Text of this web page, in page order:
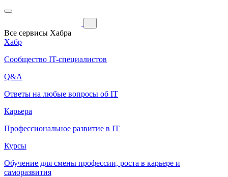
Все сервисы Хабра
Хабр
Сообщество IT-специалистов
Q&A
Ответы на любые вопросы об IT
Карьера
Профессиональное развитие в IT
Курсы
Обучение для смены профессии, роста в карьере и
саморазвития